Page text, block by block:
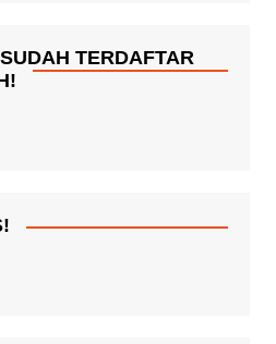
TERDAFTAR